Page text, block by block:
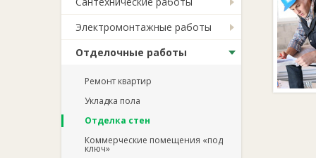
Электромонтажные работы
Отделочные работы
Ремонт квартир
Укладка пола
Отделка стен
Коммерческие помещения «под
ключ»